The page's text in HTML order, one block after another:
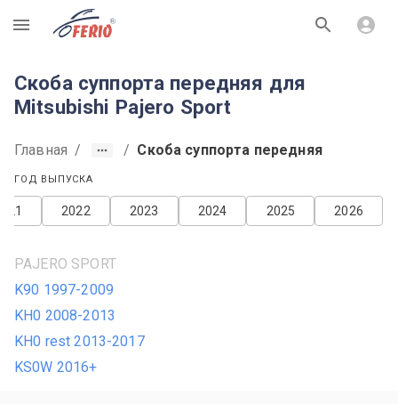
R
Скоба суппорта передняя для
Mitsubishi Pajero Sport
Главная / / Скоба суппорта передняя
ГОД ВЫПУСКА
2026
2025
2024
2023
2022
PAJERO SPORT
K90 1997-2009
KH0 2008-2013
KH0 rest 2013-2017
KS0W 2016+